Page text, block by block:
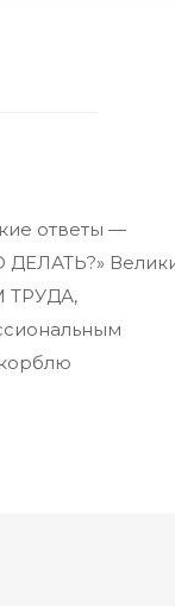
ответы —
ДЕЛАТЬ?»
ТРУДА,